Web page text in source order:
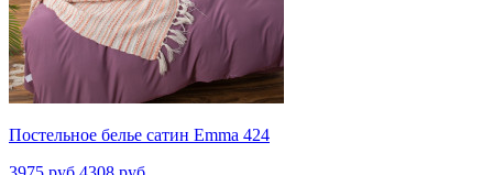
Постельное белье сатин Emma 424